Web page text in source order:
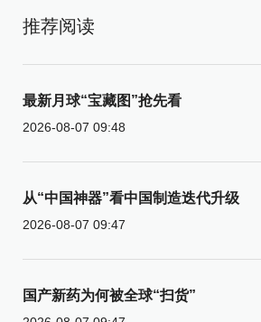
推荐阅读
最新月球“宝藏图”抢先看
2026-08-07 09:48
从“中国神器”看中国制造迭代升级
2026-08-07 09:47
国产新药为何被全球“扫货”